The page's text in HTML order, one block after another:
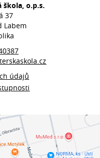
o.p.s.
37
Labem
údajů